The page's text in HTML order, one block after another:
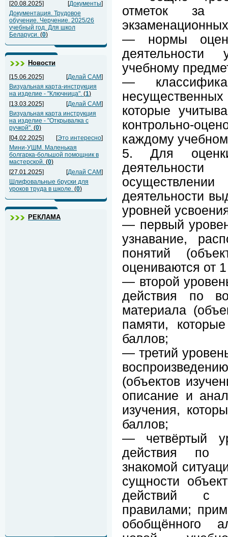
[20.08.2025] [Документы]
Документация. Трудовое
обучение. Черчение. 2025/26
учебный год. Для школ
Беларуси. (0)
Новости
[15.06.2025] [Делай САМ]
Визуальная карта-инструкция
на изделие - "Ключница". (1)
[13.03.2025]
[Делай САМ]
Визуальная карта инструкция
на изделие - "Открывалка с
ручкой". (0)
[04.02.2025]
[Это интересно]
Мини-УШМ. Маленькая
болгарка-большой помощник в
мастерской. (0)
[27.01.2025]
[Делай САМ]
Шлифовальные бруски для
уроков труда в школе. (0)
РЕКЛАМА
отметок за
— нормы
учебному
—
которые
контрольно-
каждому
5. Для оценки
деятельности
уровней
— первый
узнавание,
понятий
оцениваются от
— второй
действия по
материала
памяти,
баллов;
— третий
(объектов
описание и
изучения,
баллов;
— четвёртый
действия по
знакомой
сущности
действий с
правилами;
обобщённого